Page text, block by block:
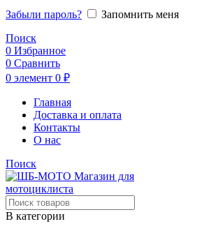
Забыли пароль?
Запомнить меня
Поиск
0 Избранное
0 Сравнить
0 элемент 0 ₽
Главная
Доставка и оплата
Контакты
О нас
Поиск
В категории